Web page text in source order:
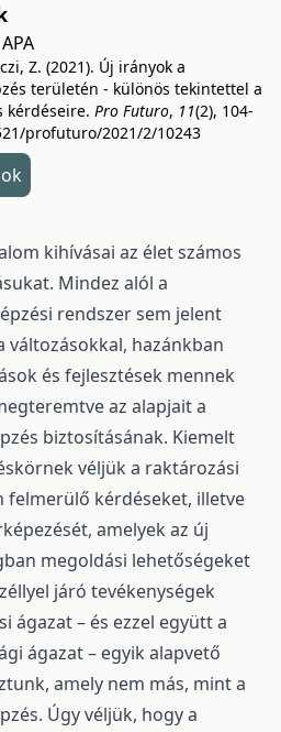
APA
Z. (2021). Új irányok a
területén - különös tekintettel a
kérdéseire. Pro Futuro, 11(2), 104-
profuturo/2021/2/10243
kihívásai az élet számos
Mindez alól a
rendszer sem jelent
változásokkal, hazánkban
és fejlesztések mennek
az alapjait a
biztosításának. Kiemelt
véljük a raktározási
felmerülő kérdéseket, illetve
amelyek az új
megoldási lehetőségeket
járó tevékenységek
ágazat – és ezzel együtt a
ágazat – egyik alapvető
amely nem más, mint a
Úgy véljük, hogy a